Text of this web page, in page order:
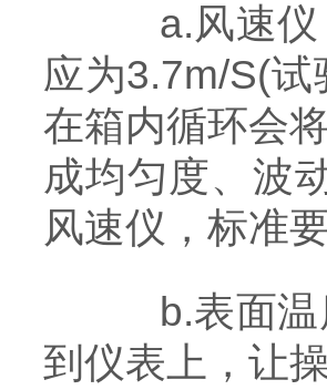
a.风速仪：
应为3.7m/S(
在箱内循环会
成均匀度、波
风速仪，标准
b.表面温度
到仪表上，让